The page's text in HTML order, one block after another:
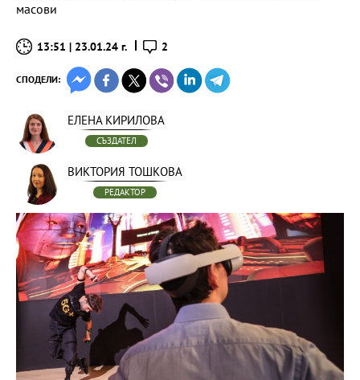
масови
13:51 | 23.01.24 г. 2
СПОДЕЛИ:
ЕЛЕНА КИРИЛОВА
СЪЗДАТЕЛ
ВИКТОРИЯ ТОШКОВА
РЕДАКТОР